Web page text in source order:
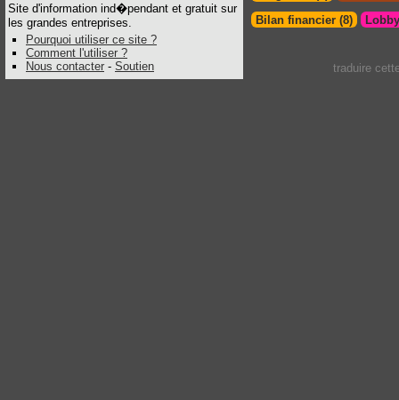
Site d'information ind�pendant et gratuit sur
les grandes entreprises.
Pourquoi utiliser ce site ?
Comment l'utiliser ?
Nous contacter - Soutien
Bilan financier (8)
traduire